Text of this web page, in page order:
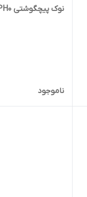
نوک پیچگوشتی PH0
ناموجود